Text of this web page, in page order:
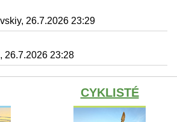
26.7.2026 23:29
26.7.2026 23:28
CYKLISTÉ